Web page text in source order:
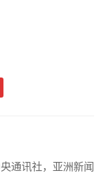
通讯社，亚洲新闻